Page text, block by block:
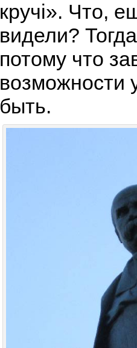
кручі». Что,
видели?
потому что
возможности
быть.